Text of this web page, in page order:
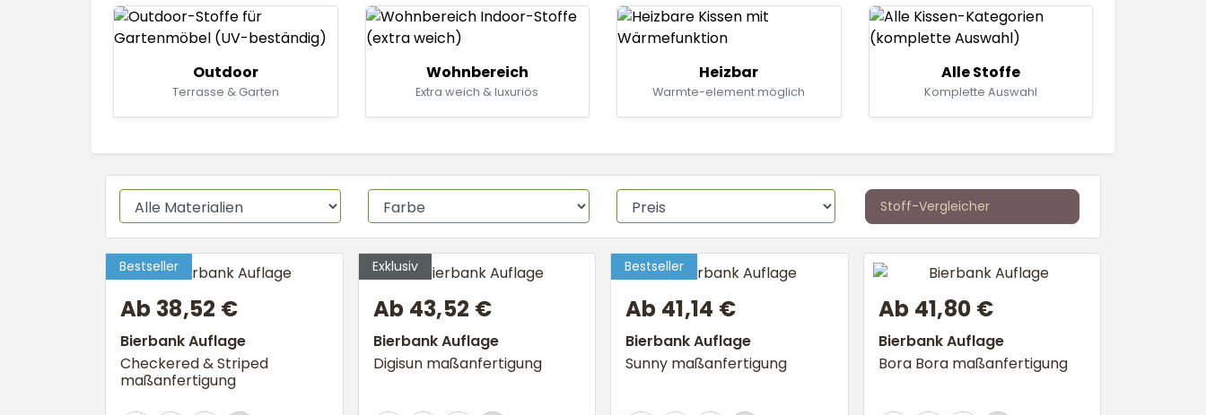
Outdoor
Terrasse & Garten
Wohnbereich
Extra weich & luxuriös
Heizbar
Warmte-element möglich
Alle Stoffe
Komplette Auswahl
Stoff-Vergleicher
Ab 38,52 €
Bierbank Auflage
Checkered & Striped
maßanfertigung
Ab 43,52 €
Bierbank Auflage
Digisun maßanfertigung
Ab 41,14 €
Bierbank Auflage
Sunny maßanfertigung
Ab 41,80 €
Bierbank Auflage
Bora Bora maßanfertigung